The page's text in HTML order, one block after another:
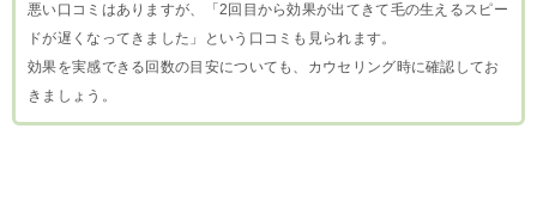
悪い口コミはありますが、「2回目から効果が出てきて毛の生えるスピー
ドが遅くなってきました」という口コミも見られます。
効果を実感できる回数の目安についても、カウセリング時に確認してお
きましょう。